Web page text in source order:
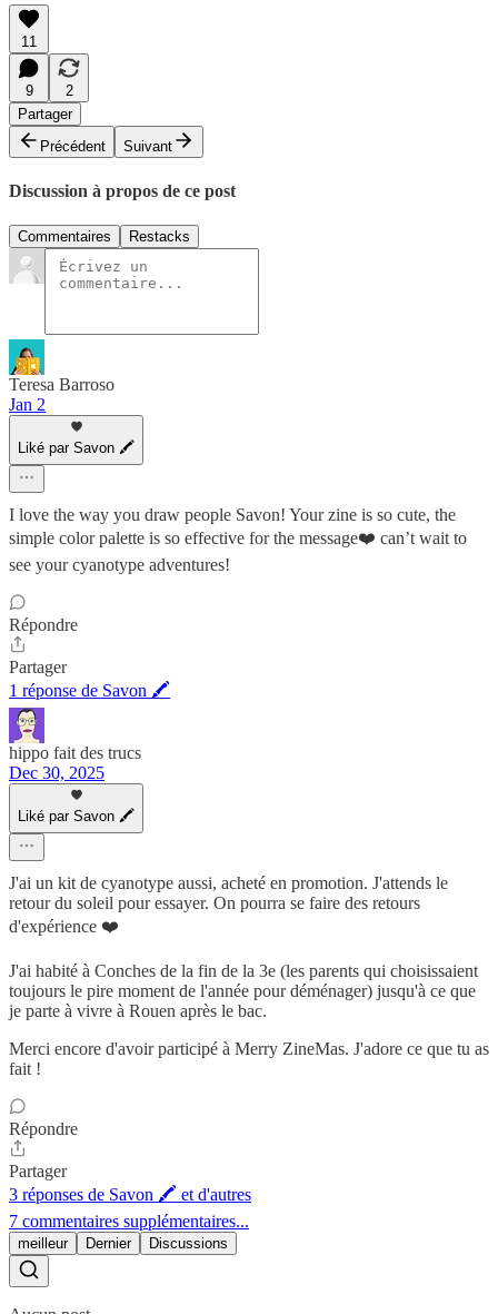
11
9
2
Partager
Précédent
Suivant
Discussion à propos de ce post
Commentaires Restacks
Teresa Barroso
Jan 2
Liké par Savon 🖍
I love the way you draw people Savon! Your zine is so cute, the
simple color palette is so effective for the message❤️ can’t wait to
see your cyanotype adventures!
Répondre
Partager
1 réponse de Savon 🖍
hippo fait des trucs
Dec 30, 2025
Liké par Savon 🖍
J'ai un kit de cyanotype aussi, acheté en promotion. J'attends le
retour du soleil pour essayer. On pourra se faire des retours
d'expérience ❤️
J'ai habité à Conches de la fin de la 3e (les parents qui choisissaient
toujours le pire moment de l'année pour déménager) jusqu'à ce que
je parte à vivre à Rouen après le bac.
Merci encore d'avoir participé à Merry ZineMas. J'adore ce que tu as
fait !
Répondre
Partager
3 réponses de Savon 🖍 et d'autres
7 commentaires supplémentaires...
meilleur Dernier Discussions